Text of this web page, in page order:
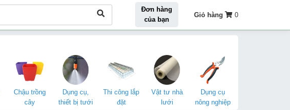
Đơn hàng
của bạn
Giỏ hàng 0
Chậu trồng
cây
Dụng cụ,
thiết bị tưới
Thi công lắp
đặt
Vật tư nhà
lưới
Dụng cụ
nông nghiệp